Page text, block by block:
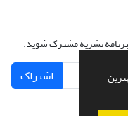
نشریه مشترک شوید.
اشتراک